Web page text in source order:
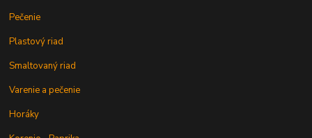
Pečenie
Plastový riad
Smaltovaný riad
Varenie a pečenie
Horáky